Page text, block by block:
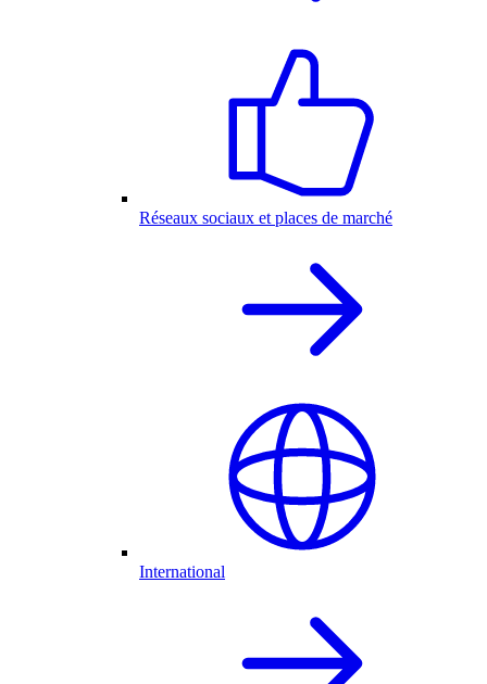
Réseaux sociaux et places de marché
International